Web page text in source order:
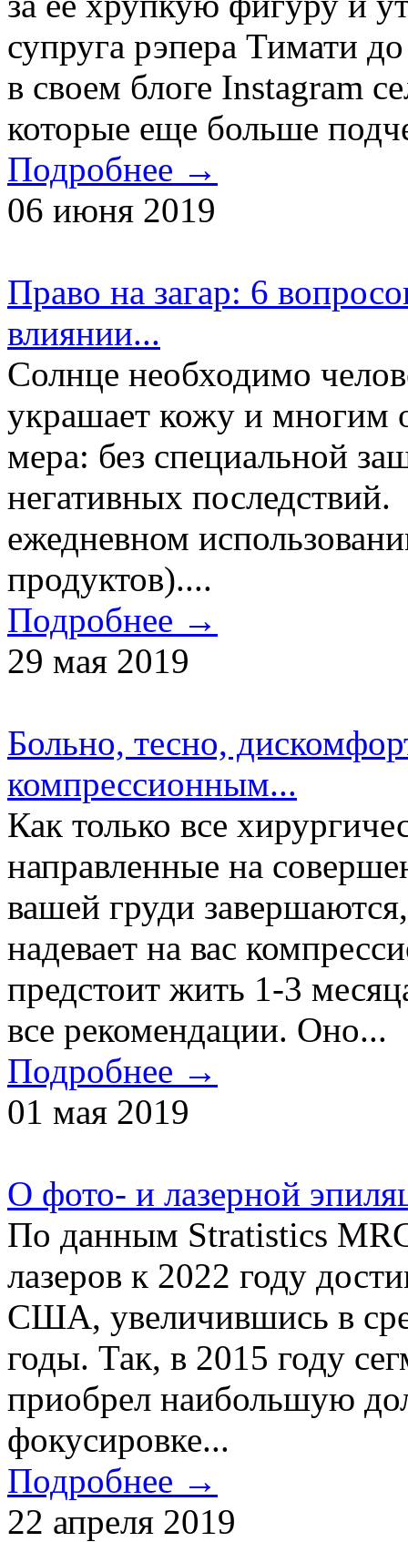
супруга рэпера Тимати
в своем блоге Instagram
которые еще больше
Подробнее →
06 июня 2019
Право на загар: 6
влиянии...
Солнце необходимо
украшает кожу и многим
мера: без специальной
негативных
ежедневном
продуктов)....
Подробнее →
29 мая 2019
Больно, тесно,
компрессионным...
Как только все
направленные на
вашей груди
надевает на вас
предстоит жить 1-3
все рекомендации. Оно...
Подробнее →
01 мая 2019
О фото- и лазерной
По данным Stratistics
лазеров к 2022 году
США, увеличившись в
годы. Так, в 2015 году
приобрел наибольшую
фокусировке...
Подробнее →
22 апреля 2019